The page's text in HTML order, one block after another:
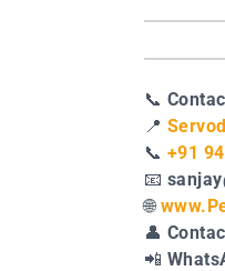
📞
📍
📞 +91
📧
🌐
👤
📲